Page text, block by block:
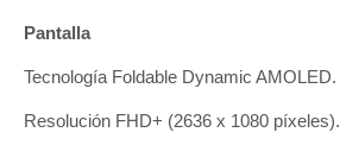
Pantalla
Tecnología Foldable Dynamic AMOLED.
Resolución FHD+ (2636 x 1080 píxeles).